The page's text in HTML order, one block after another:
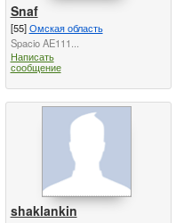
Snaf
[55]Омская область
Spacio AE111...
Написать
сообщение
shaklankin